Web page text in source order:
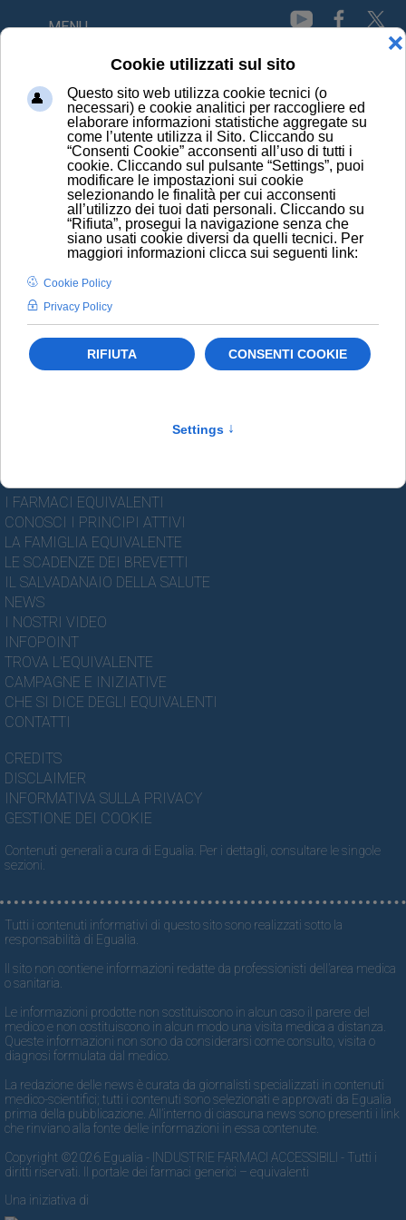
MENU
Artrite reumatoide
Scoperte cellule "spia" dell'artrite reumatoide
Microbioma intestinale: legami con l’artrite
reumatoide
smart
Usa: Sì alla stimolazione del nervo vago per
artrite
HOME
I FARMACI EQUIVALENTI
CONOSCI I PRINCIPI ATTIVI
LA FAMIGLIA EQUIVALENTE
LE SCADENZE DEI BREVETTI
IL SALVADANAIO DELLA SALUTE
NEWS
I NOSTRI VIDEO
INFOPOINT
TROVA L'EQUIVALENTE
CAMPAGNE E INIZIATIVE
CHE SI DICE DEGLI EQUIVALENTI
CONTATTI
CREDITS
DISCLAIMER
INFORMATIVA SULLA PRIVACY
GESTIONE DEI COOKIE
Contenuti generali a cura di Egualia. Per i dettagli, consultare le singole
sezioni.
Tutti i contenuti informativi di questo sito sono realizzati sotto la
responsabilità di Egualia.
Il sito non contiene informazioni redatte da professionisti dell’area medica
o sanitaria.
Le informazioni prodotte non sostituiscono in alcun caso il parere del
medico e non costituiscono in alcun modo una visita medica a distanza.
Queste informazioni non sono da considerarsi come consulto, visita o
diagnosi formulata dal medico.
La redazione delle news è curata da giornalisti specializzati in contenuti
medico-scientifici; tutti i contenuti sono selezionati e approvati da Egualia
prima della pubblicazione. All’interno di ciascuna news sono presenti i link
che rinviano alla fonte delle informazioni in essa contenute.
Copyright ©2026 Egualia - INDUSTRIE FARMACI ACCESSIBILI - Tutti i
diritti riservati. Il portale dei farmaci generici – equivalenti
Una iniziativa di